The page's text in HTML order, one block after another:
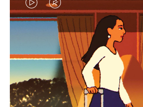
视
频
暂
停，
请
视
频
已
静
音，
请
臻礼指南
寻觅心仪的出行伴
享缤纷旅